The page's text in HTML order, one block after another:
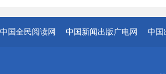
中国全民阅读网 中国新闻出版广电网 中国